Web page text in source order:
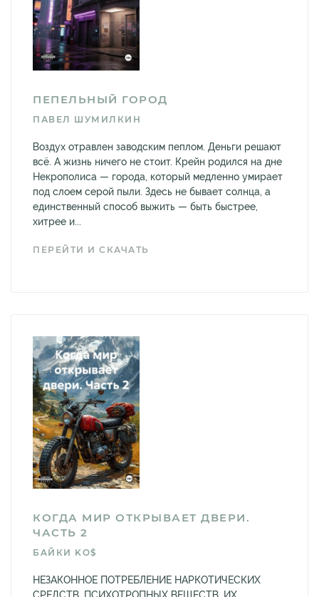
ПЕПЕЛЬНЫЙ ГОРОД
ПАВЕЛ ШУМИЛКИН
Воздух отравлен заводским пеплом. Деньги решают
всё. А жизнь ничего не стоит. Крейн родился на дне
Некрополиса — города, который медленно умирает
под слоем серой пыли. Здесь не бывает солнца, а
единственный способ выжить — быть быстрее,
хитрее и...
ПЕРЕЙТИ И СКАЧАТЬ
КОГДА МИР ОТКРЫВАЕТ ДВЕРИ.
ЧАСТЬ 2
БAЙКИ KO$
НЕЗАКОННОЕ ПОТРЕБЛЕНИЕ НАРКОТИЧЕСКИХ